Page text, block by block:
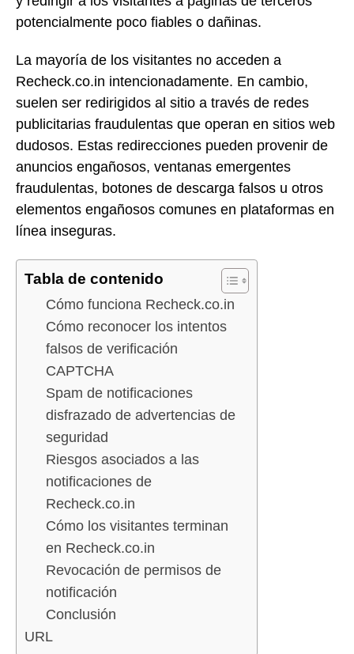
potencialmente poco fiables o dañinas.
La mayoría de los visitantes no acceden a
Recheck.co.in intencionadamente. En cambio,
suelen ser redirigidos al sitio a través de redes
publicitarias fraudulentas que operan en sitios web
dudosos. Estas redirecciones pueden provenir de
anuncios engañosos, ventanas emergentes
fraudulentas, botones de descarga falsos u otros
elementos engañosos comunes en plataformas en
línea inseguras.
Tabla de contenido
Cómo funciona Recheck.co.in
Cómo reconocer los intentos
falsos de verificación
CAPTCHA
Spam de notificaciones
disfrazado de advertencias de
seguridad
Riesgos asociados a las
notificaciones de
Recheck.co.in
Cómo los visitantes terminan
en Recheck.co.in
Revocación de permisos de
notificación
Conclusión
URL